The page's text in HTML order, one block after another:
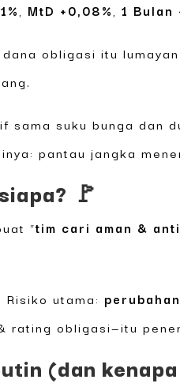
, MtD +0,08%,1 Bulan
obligasi itu
sama suku bunga dan
pantau jangka
🚩
“tim cari aman &
utama:
rating obligasi—itu
(dan